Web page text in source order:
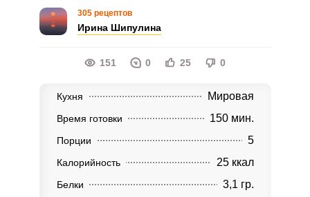
305 рецептов
Ирина Шипулина
151 0 25 0
Кухня Мировая
Время готовки 150 мин.
Порции 5
Калорийность 25 ккал
Белки 3,1 гр.